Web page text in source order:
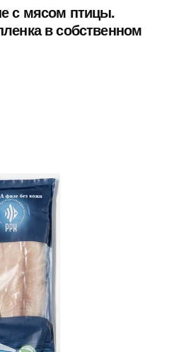
с мясом птицы.
в собственном